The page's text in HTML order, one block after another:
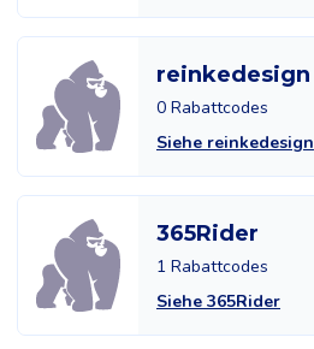
reinkedesign
0 Rabattcodes
Siehe reinkedesign
365Rider
1 Rabattcodes
Siehe 365Rider